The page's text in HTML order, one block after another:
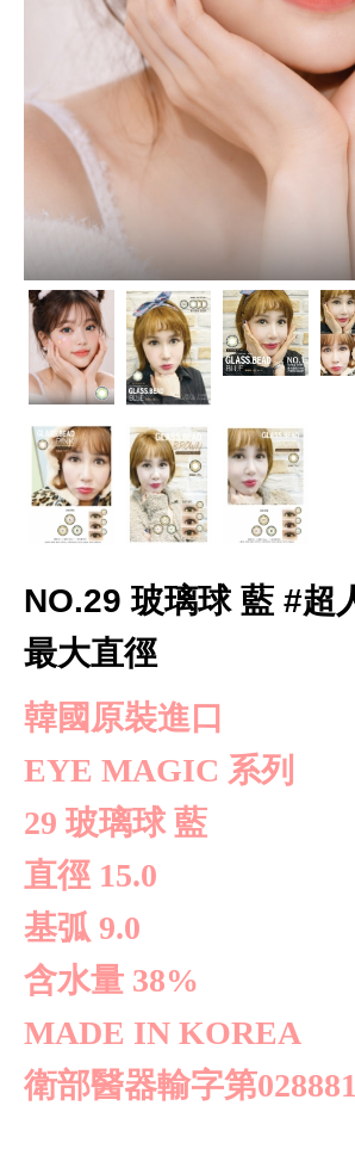
NO.29 玻璃球 藍 #超
最大直徑
韓國原裝進口
EYE MAGIC 系列
29 玻璃球 藍
直徑 15.0
基弧 9.0
含水量 38%
MADE IN KOREA
衛部醫器輸字第